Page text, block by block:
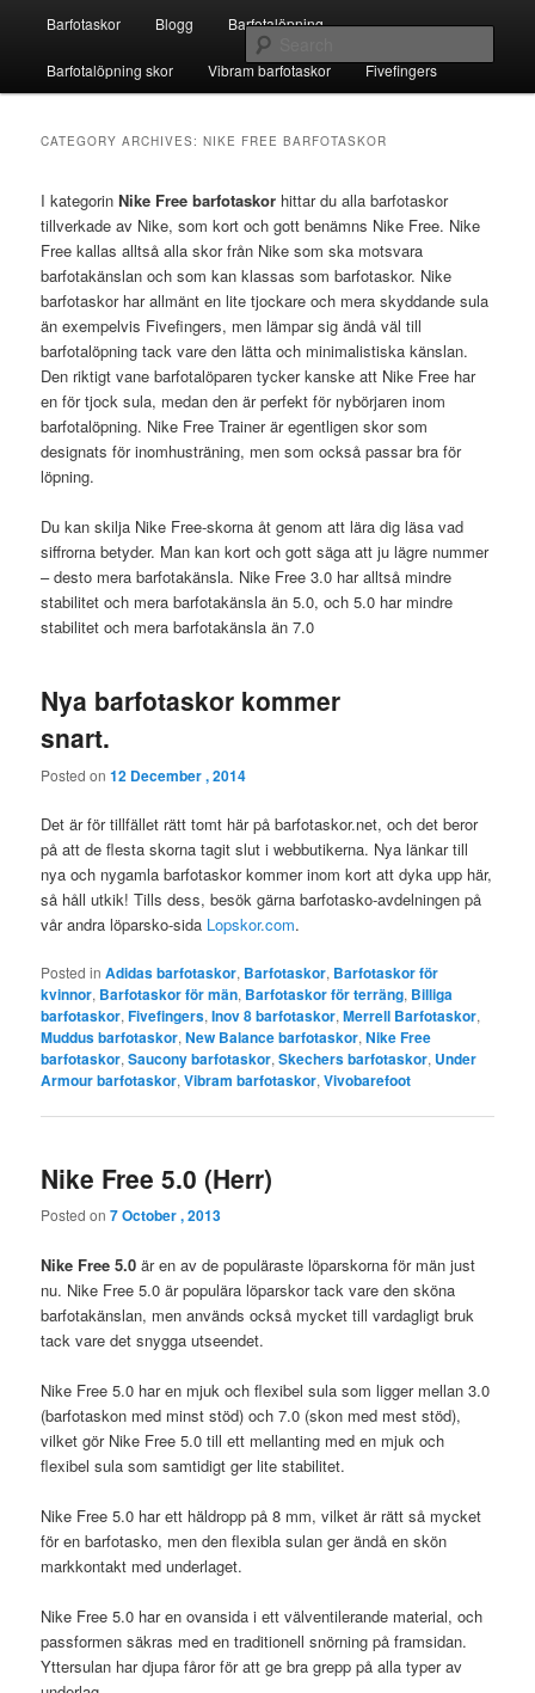
primary
content
secondary
contentBarfotaskor
Barfotaskor Blogg Barfotalöpning
Barfotalöpning skor Vibram barfotaskor Fivefingers
CATEGORY ARCHIVES:NIKE FREE BARFOTASKOR
I kategorinNike Free barfotaskor hittar du alla barfotaskor
tillverkade av Nike, som kort och gott benämns Nike Free. Nike
Free kallas alltså alla skor från Nike som ska motsvara
barfotakänslan och som kan klassas som barfotaskor. Nike
barfotaskor har allmänt en lite tjockare och mera skyddande sula
än exempelvis Fivefingers, men lämpar sig ändå väl till
barfotalöpning tack vare den lätta och minimalistiska känslan.
Den riktigt vane barfotalöparen tycker kanske att Nike Free har
en för tjock sula, medan den är perfekt för nybörjaren inom
barfotalöpning. Nike Free Trainer är egentligen skor som
designats för inomhusträning, men som också passar bra för
löpning.
Du kan skilja Nike Free-skorna åt genom att lära dig läsa vad
siffrorna betyder. Man kan kort och gott säga att ju lägre nummer
– desto mera barfotakänsla. Nike Free 3.0 har alltså mindre
stabilitet och mera barfotakänsla än 5.0, och 5.0 har mindre
stabilitet och mera barfotakänsla än 7.0
Nya barfotaskor kommer
snart.
Posted on12 December , 2014
Det är för tillfället rätt tomt här på barfotaskor.net, och det beror
på att de flesta skorna tagit slut i webbutikerna. Nya länkar till
nya och nygamla barfotaskor kommer inom kort att dyka upp här,
så håll utkik! Tills dess, besök gärna barfotasko-avdelningen på
vår andra löparsko-sida Lopskor.com.
Posted in Adidas barfotaskor, Barfotaskor, Barfotaskor för
kvinnor, Barfotaskor för män, Barfotaskor för terräng, Billiga
barfotaskor,Fivefingers,Inov 8 barfotaskor,Merrell Barfotaskor,
Muddus barfotaskor,New Balance barfotaskor,Nike Free
barfotaskor,Saucony barfotaskor,Skechers barfotaskor, Under
Armour barfotaskor,Vibram barfotaskor,Vivobarefoot
Nike Free 5.0 (Herr)
Posted on7 October , 2013
Nike Free 5.0 är en av de populäraste löparskorna för män just
nu. Nike Free 5.0 är populära löparskor tack vare den sköna
barfotakänslan, men används också mycket till vardagligt bruk
tack vare det snygga utseendet.
Nike Free 5.0 har en mjuk och flexibel sula som ligger mellan 3.0
(barfotaskon med minst stöd) och 7.0 (skon med mest stöd),
vilket gör Nike Free 5.0 till ett mellanting med en mjuk och
flexibel sula som samtidigt ger lite stabilitet.
Nike Free 5.0 har ett häldropp på 8 mm, vilket är rätt så mycket
för en barfotasko, men den flexibla sulan ger ändå en skön
markkontakt med underlaget.
Nike Free 5.0 har en ovansida i ett välventilerande material, och
passformen säkras med en traditionell snörning på framsidan.
Yttersulan har djupa fåror för att ge bra grepp på alla typer av